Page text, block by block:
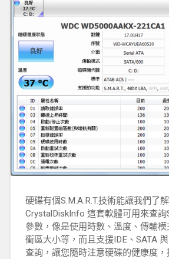
硬碟有個S.M.A.R.T.技術能讓我們了
CrystalDiskInfo 這套軟體可用來查詢
參數，像是使用時數、溫度、傳輸
衝區大小等，而且支援IDE、SATA
查詢，讓您隨時注意硬碟的健康度